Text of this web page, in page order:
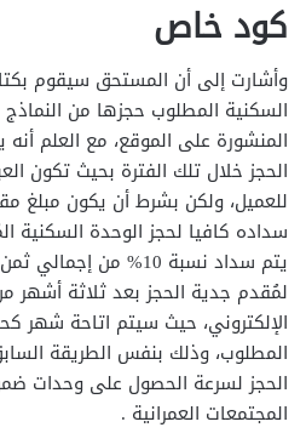
كود خاص
وأشارت إلى أن المستحق سيقوم
السكنية المطلوب حجزها من
المنشورة على الموقع، مع العلم
الحجز خلال تلك الفترة بحيث تكون
للعميل، ولكن بشرط أن يكون مبلغ
سداده كافيا لحجز الوحدة السكنية
يتم سداد نسبة 10% من
لمُقدم جدية الحجز بعد ثلاثة أشهر
الإلكتروني، حيث سيتم اتاحة شهر
المطلوب، وذلك بنفس الطريقة
الحجز لسرعة الحصول على وحدات
المجتمعات العمرانية .